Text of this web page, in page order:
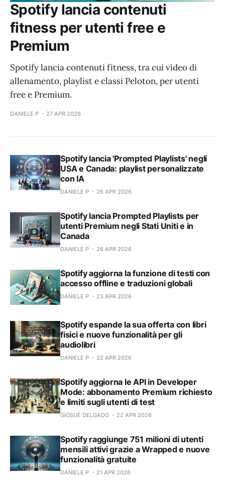
Spotify lancia contenuti
fitness per utenti free e
Premium
Spotify lancia contenuti fitness, tra cui video di
allenamento, playlist e classi Peloton, per utenti
free e Premium.
DANIELE P 27 APR 2026
Spotify lancia 'Prompted Playlists' negli
USA e Canada: playlist personalizzate
con IA
DANIELE P 26 APR 2026
Spotify lancia Prompted Playlists per
utenti Premium negli Stati Uniti e in
Canada
DANIELE P 26 APR 2026
Spotify aggiorna la funzione di testi con
accesso offline e traduzioni globali
DANIELE P 23 APR 2026
Spotify espande la sua offerta con libri
fisici e nuove funzionalità per gli
audiolibri
DANIELE P 22 APR 2026
Spotify aggiorna le API in Developer
Mode: abbonamento Premium richiesto
e limiti sugli utenti di test
GIOSUÈ DELGADO 22 APR 2026
Spotify raggiunge 751 milioni di utenti
mensili attivi grazie a Wrapped e nuove
funzionalità gratuite
DANIELE P 21 APR 2026